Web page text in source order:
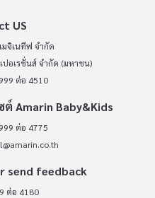
US
มจิเนทีฟ จำกัด
ปอเรชั่นส์ จำกัด (มหาชน)
ต่อ 4510
Amarin Baby&Kids
ต่อ 4775
send feedback
ต่อ 4180